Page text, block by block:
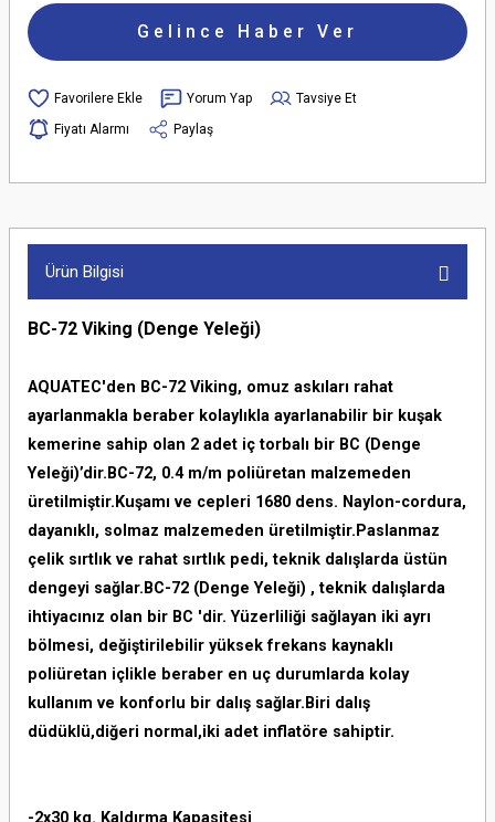
Gelince Haber Ver
Yorum Yap
Tavsiye Et
Fiyatı Alarmı
Paylaş
Ürün Bilgisi
BC-72 Viking (Denge Yeleği)
AQUATEC'den BC-72 Viking, omuz askıları rahat
ayarlanmakla beraber kolaylıkla ayarlanabilir bir kuşak
kemerine sahip olan 2 adet iç torbalı bir BC (Denge
Yeleği)’dir.BC-72, 0.4 m/m poliüretan malzemeden
üretilmiştir.Kuşamı ve cepleri 1680 dens. Naylon-cordura,
dayanıklı, solmaz malzemeden üretilmiştir.Paslanmaz
çelik sırtlık ve rahat sırtlık pedi, teknik dalışlarda üstün
dengeyi sağlar.BC-72 (Denge Yeleği) , teknik dalışlarda
ihtiyacınız olan bir BC 'dir. Yüzerliliği sağlayan iki ayrı
bölmesi, değiştirilebilir yüksek frekans kaynaklı
poliüretan içlikle beraber en uç durumlarda kolay
kullanım ve konforlu bir dalış sağlar.Biri dalış
düdüklü,diğeri normal,iki adet inflatöre sahiptir.
-2x30 kg. Kaldırma Kapasitesi